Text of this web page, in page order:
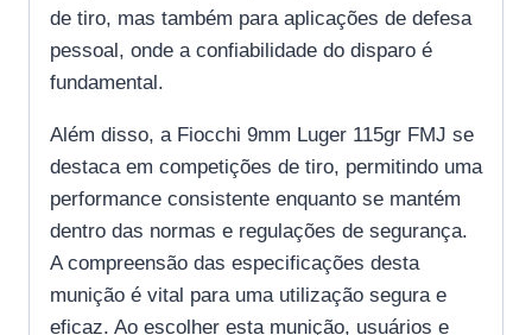
de tiro, mas também para aplicações de defesa
pessoal, onde a confiabilidade do disparo é
fundamental.
Além disso, a Fiocchi 9mm Luger 115gr FMJ se
destaca em competições de tiro, permitindo uma
performance consistente enquanto se mantém
dentro das normas e regulações de segurança.
A compreensão das especificações desta
munição é vital para uma utilização segura e
eficaz. Ao escolher esta munição, usuários e